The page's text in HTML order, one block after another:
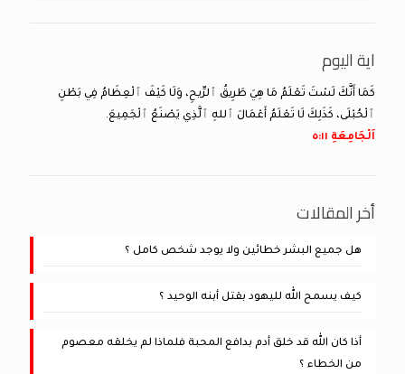
اية اليوم
كَمَا أَنَّكَ لَسْتَ تَعْلَمُ مَا هِيَ طَرِيقُ ٱلرِّيحِ، وَلَا كَيْفَ ٱلْعِظَامُ فِي بَطْنِ
ٱلْحُبْلَى، كَذَلِكَ لَا تَعْلَمُ أَعْمَالَ ٱللهِ ٱلَّذِي يَصْنَعُ ٱلْجَمِيعَ.
اَلْجَامِعَةِ ١١:‏٥
أخر المقالات
هل جميع البشر خطائين ولا يوجد شخص كامل ؟
كيف يسمح الله لليهود بقتل أبنه الوحيد ؟
أذا كان الله قد خلق أدم بدافع المحبة فلماذا لم يخلقه معصوم
من الخطاء ؟